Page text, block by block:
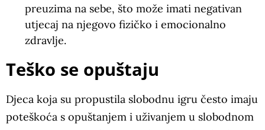
preuzima na sebe, što može imati negativan
utjecaj na njegovo fizičko i emocionalno
zdravlje.
Teško se opuštaju
Djeca koja su propustila slobodnu igru često imaju
poteškoća s opuštanjem i uživanjem u slobodnom